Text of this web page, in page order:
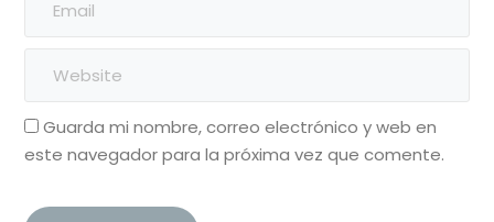
Guarda mi nombre, correo electrónico y web en
este navegador para la próxima vez que comente.